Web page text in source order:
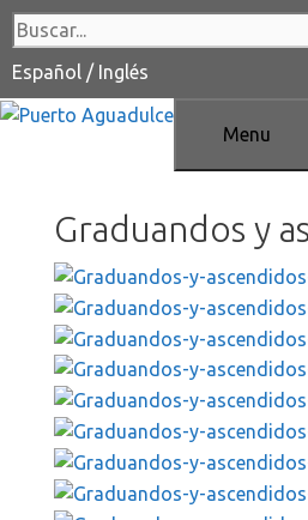
Saltar
al
contenido
Buscar:
Español / Inglés
Menu
Graduandos y